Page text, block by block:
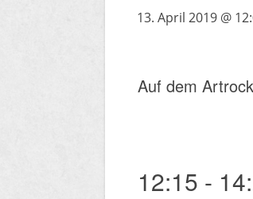
13. April 2019 @
Auf dem
12:15 -